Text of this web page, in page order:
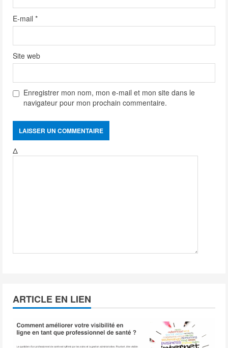
E-mail *
Site web
Enregistrer mon nom, mon e-mail et mon site dans le
navigateur pour mon prochain commentaire.
Δ
ARTICLE EN LIEN